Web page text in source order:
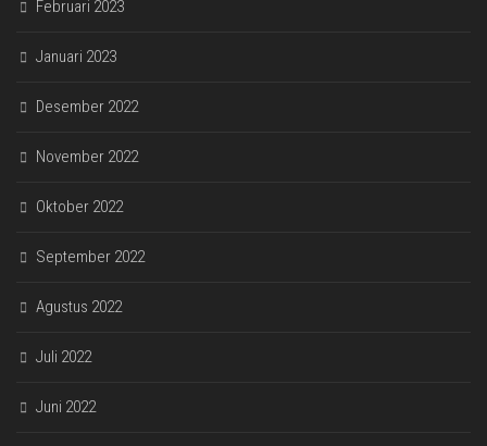
Februari 2023
Januari 2023
Desember 2022
November 2022
Oktober 2022
September 2022
Agustus 2022
Juli 2022
Juni 2022